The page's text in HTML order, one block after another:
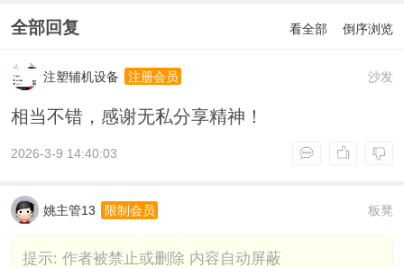
全部回复 看全部 倒序浏览
沙发
注塑辅机设备 注册会员
相当不错，感谢无私分享精神！
2026-3-9 14:40:03
板凳
姚主管13 限制会员
提示: 作者被禁止或删除 内容自动屏蔽